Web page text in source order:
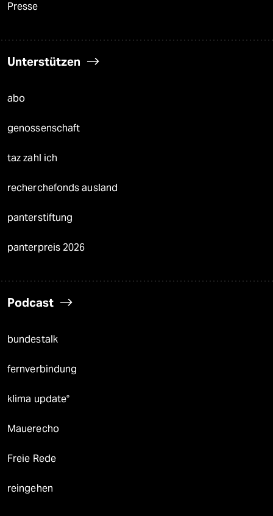
Presse
Unterstützen
abo
genossenschaft
taz zahl ich
recherchefonds ausland
panterstiftung
panterpreis 2026
Podcast
bundestalk
fernverbindung
klima update°
Mauerecho
Freie Rede
reingehen